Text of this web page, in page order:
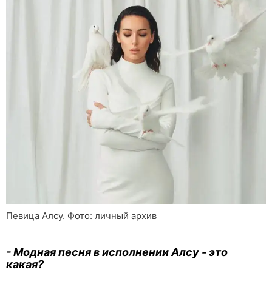
Певица Алсу. Фото: личный архив
- Модная песня в исполнении Алсу - это
какая?